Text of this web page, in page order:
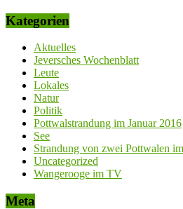
Kategorien
Aktuelles
Jeversches Wochenblatt
Leute
Lokales
Natur
Politik
Pottwalstrandung im Januar 2016
See
Strandung von zwei Pottwalen
Uncategorized
Wangerooge im TV
Meta